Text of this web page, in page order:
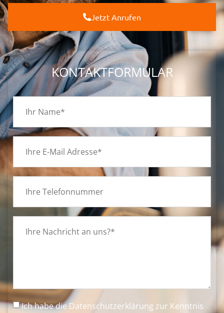
Jetzt Anrufen
KONTAKTFORMULAR
Ich habe dieDatenschutzerklärung zur Kenntnis